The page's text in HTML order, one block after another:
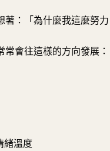
：「為什麼我這麼努力
會往這樣的方向發展：
緒溫度